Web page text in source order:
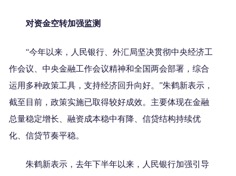
对资金空转加强监测
“今年以来，人民银行、外汇局坚决贯彻中央经济工
作会议、中央金融工作会议精神和全国两会部署，综合
运用多种政策工具，支持经济回升向好。”朱鹤新表示，
截至目前，政策实施已取得较好成效。主要体现在金融
总量稳定增长、融资成本稳中有降、信贷结构持续优
化、信贷节奏平稳。
朱鹤新表示，去年下半年以来，人民银行加强引导